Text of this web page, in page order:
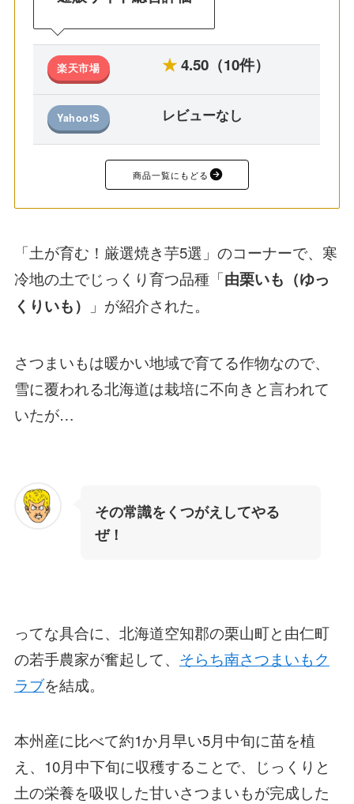
楽天市場 ★4.50（10件）
Yahoo!S レビューなし
商品一覧にもどる
「土が育む！厳選焼き芋5選」のコーナーで、寒
冷地の土でじっくり育つ品種「由栗いも（ゆっ
くりいも）
」が紹介された。
さつまいもは暖かい地域で育てる作物なので、
雪に覆われる北海道は栽培に不向きと言われて
いたが…
その常識をくつがえしてやる
ぜ！
ってな具合に、北海道空知郡の栗山町と由仁町
の若手農家が奮起して、 そらち南さつまいもク
ラブを結成。
本州産に比べて約1か月早い5月中旬に苗を植
え、10月中下旬に収穫することで、じっくりと
土の栄養を吸収した甘いさつまいもが完成した